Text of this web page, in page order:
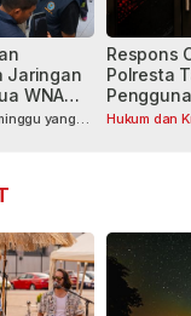
yang
Jaringan
WNA
Hukum dan
Respons
Polresta
Usai